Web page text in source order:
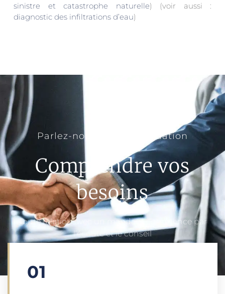
sinistre et catastrophe naturelle) (voir aussi :
diagnostic des infiltrations d’eau)
Parlez-nous de votre situation
Comprendre vos
besoins
Toute relation avec un mandant commence par
l’écoute et le conseil
01